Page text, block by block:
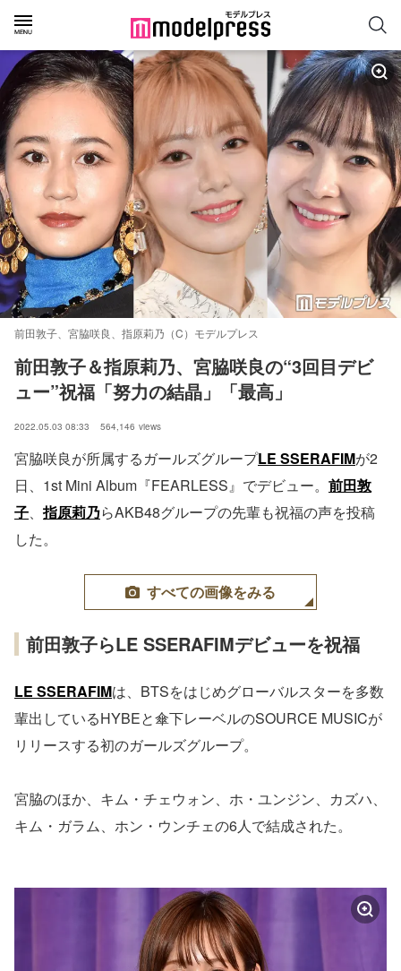
前田敦子、宮脇咲良、指原莉乃（C）モデルプレス
前田敦子＆指原莉乃、宮脇咲良の“3回目デビ
ュー”祝福「努力の結晶」「最高」
2022.05.03 08:33 564,146 views
宮脇咲良が所属するガールズグループLE SSERAFIMが2
日、1st Mini Album『FEARLESS』でデビュー。 前田敦
子、指原莉乃らAKB48グループの先輩も祝福の声を投稿
した。
すべての画像をみる
前田敦子らLE SSERAFIMデビューを祝福
LE SSERAFIMは、BTSをはじめグローバルスターを多数
輩出しているHYBEと傘下レーベルのSOURCE MUSICが
リリースする初のガールズグループ。
宮脇のほか、キム・チェウォン、ホ・ユンジン、カズハ、
キム・ガラム、ホン・ウンチェの6人で結成された。